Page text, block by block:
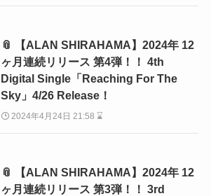
📎 【ALAN SHIRAHAMA】2024年 12
ヶ月連続リリース 第4弾！！ 4th
Digital Single「Reaching For The
Sky」4/26 Release！
2024年4月24日 21:58 ⌛
📎 【ALAN SHIRAHAMA】2024年 12
ヶ月連続リリース 第3弾！！ 3rd